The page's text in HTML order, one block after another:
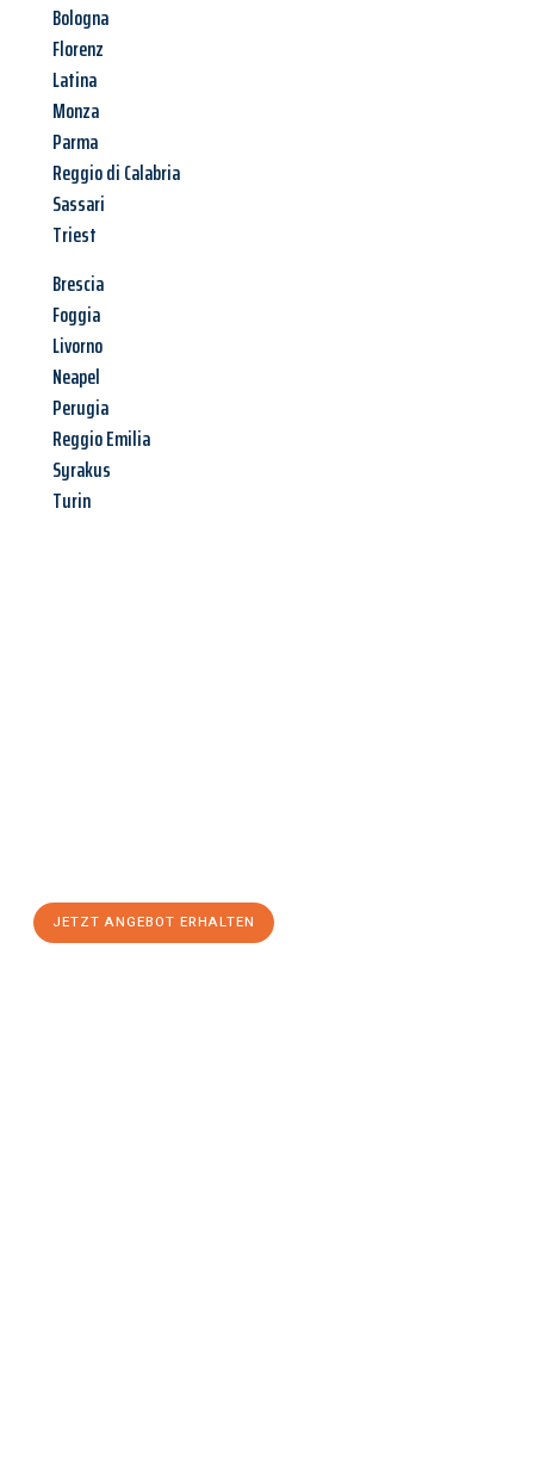
Bologna
Florenz
Latina
Monza
Parma
Reggio di Calabria
Sassari
Triest
Brescia
Foggia
Livorno
Neapel
Perugia
Reggio Emilia
Syrakus
Turin
JETZT ANGEBOT ERHALTEN